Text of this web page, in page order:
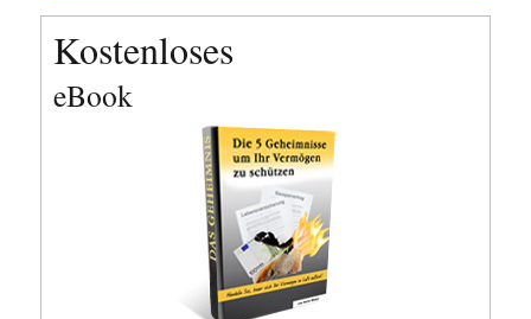
Kostenloses
eBook